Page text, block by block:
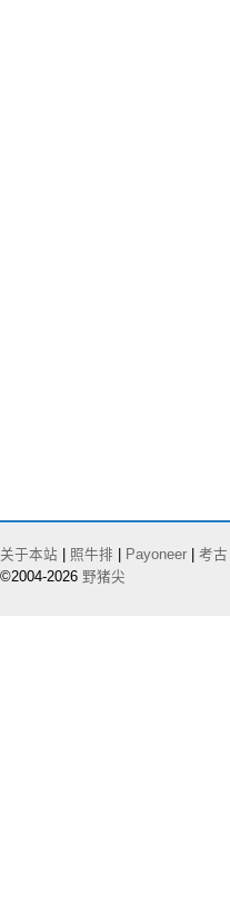
关于本站 照牛排 Payoneer 考古
©2004-2026 野猪尖